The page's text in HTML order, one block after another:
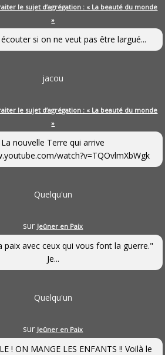
le sujet d’agrégation : « La beauté du monde
»
si on ne veut pas être largué...
jacou
le sujet d’agrégation : « La beauté du monde
»
La nouvelle Terre qui arrive
watch?v=TQOvlmXbWgk
Quelqu'un
sur Jeûner en Paix
paix avec ceux qui vous font la guerre."
Je...
Quelqu'un
sur Jeûner en Paix
! ON MANGE LES ENFANTS !! Voilà le